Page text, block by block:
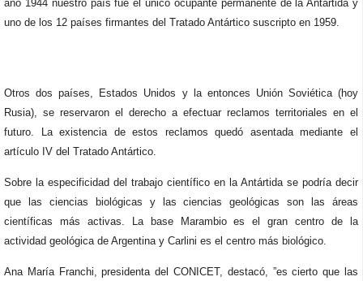
año 1944 nuestro país fue el único ocupante permanente de la Antártida y
uno de los 12 países firmantes del Tratado Antártico suscripto en 1959.
Otros dos países, Estados Unidos y la entonces Unión Soviética (hoy
Rusia), se reservaron el derecho a efectuar reclamos territoriales en el
futuro. La existencia de estos reclamos quedó asentada mediante el
artículo IV del Tratado Antártico.
Sobre la especificidad del trabajo científico en la Antártida se podría decir
que las ciencias biológicas y las ciencias geológicas son las áreas
científicas más activas. La base Marambio es el gran centro de la
actividad geológica de Argentina y Carlini es el centro más biológico.
Ana María Franchi, presidenta del CONICET, destacó, ”es cierto que las